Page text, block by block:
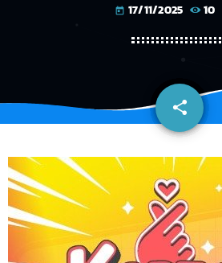
today 17/11/2025 10
share
email